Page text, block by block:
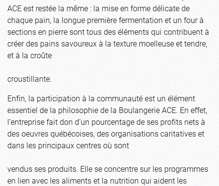
ACE est restée la même : la mise en forme délicate de
chaque pain, la longue première fermentation et un four à
sections en pierre sont tous des éléments qui contribuent à
créer des pains savoureux à la texture moelleuse et tendre,
et à la croûte
croustillante.
Enfin, la participation à la communauté est un élément
essentiel de la philosophie de la Boulangerie ACE. En effet,
l’entreprise fait don d’un pourcentage de ses profits nets à
des oeuvres québécoises, des organisations caritatives et
dans les principaux centres où sont
vendus ses produits. Elle se concentre sur les programmes
en lien avec les aliments et la nutrition qui aident les